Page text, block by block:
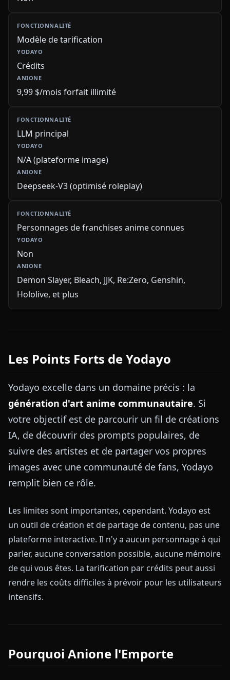
Modèle de tarification
Crédits
9,99 $/mois forfait illimité
LLM principal
N/A (plateforme image)
Deepseek-V3 (optimisé roleplay)
Personnages de franchises anime connues
Non
Demon Slayer, Bleach, JJK, Re:Zero, Genshin,
Hololive, et plus
Les Points Forts de Yodayo
Yodayo excelle dans un domaine précis : la
génération d'art anime communautaire. Si
votre objectif est de parcourir un fil de créations
IA, de découvrir des prompts populaires, de
suivre des artistes et de partager vos propres
images avec une communauté de fans, Yodayo
remplit bien ce rôle.
Les limites sont importantes, cependant. Yodayo est
un outil de création et de partage de contenu, pas une
plateforme interactive. Il n'y a aucun personnage à qui
parler, aucune conversation possible, aucune mémoire
de qui vous êtes. La tarification par crédits peut aussi
rendre les coûts difficiles à prévoir pour les utilisateurs
intensifs.
Pourquoi Anione l'Emporte